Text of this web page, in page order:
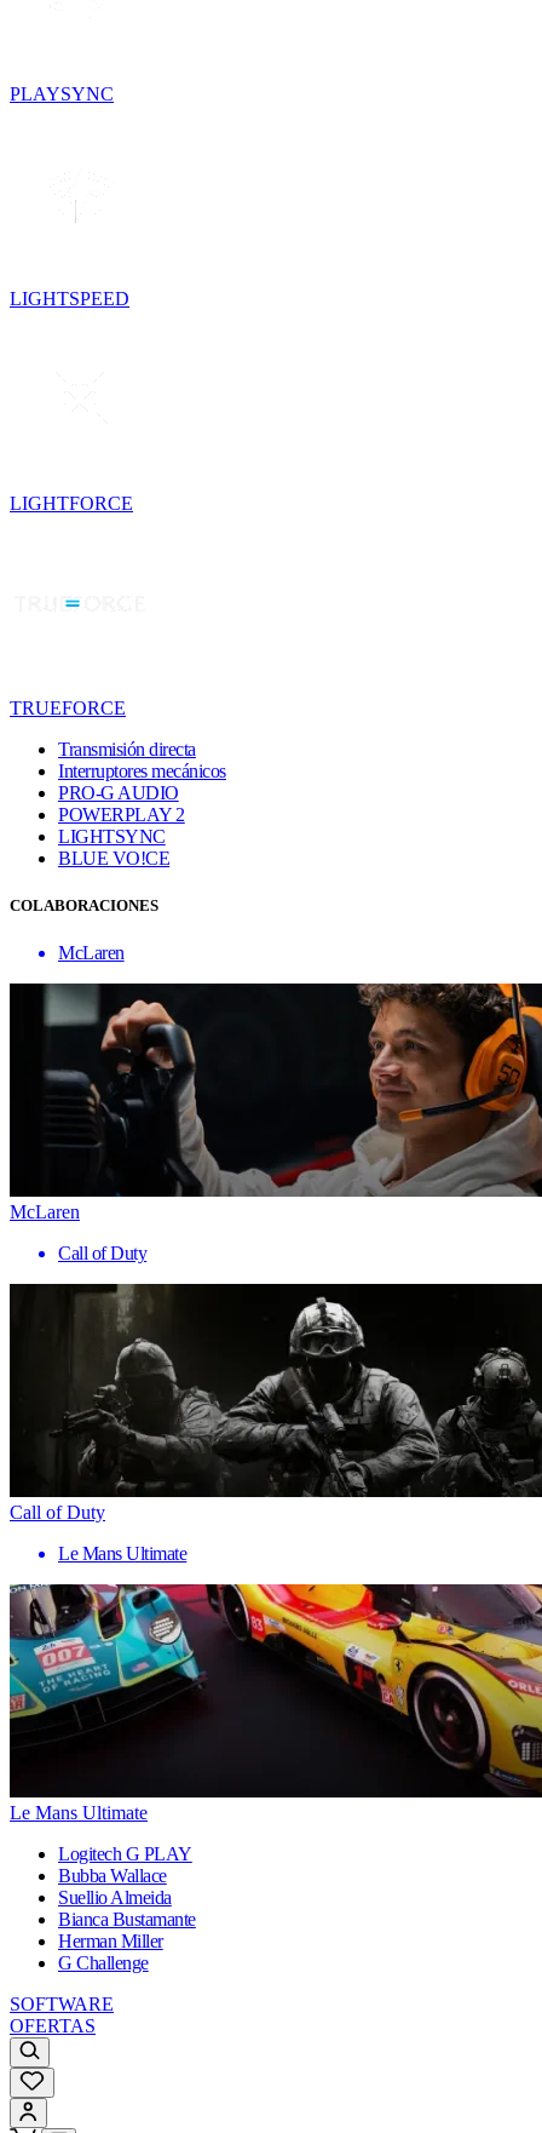
PLAYSYNC
LIGHTSPEED
LIGHTFORCE
TRUEFORCE
Transmisión directa
Interruptores mecánicos
PRO-G AUDIO
POWERPLAY 2
LIGHTSYNC
BLUE VO!CE
COLABORACIONES
McLaren
McLaren
Call of Duty
Call of Duty
Le Mans Ultimate
Le Mans Ultimate
Logitech G PLAY
Bubba Wallace
Suellio Almeida
Bianca Bustamante
Herman Miller
G Challenge
SOFTWARE
OFERTAS